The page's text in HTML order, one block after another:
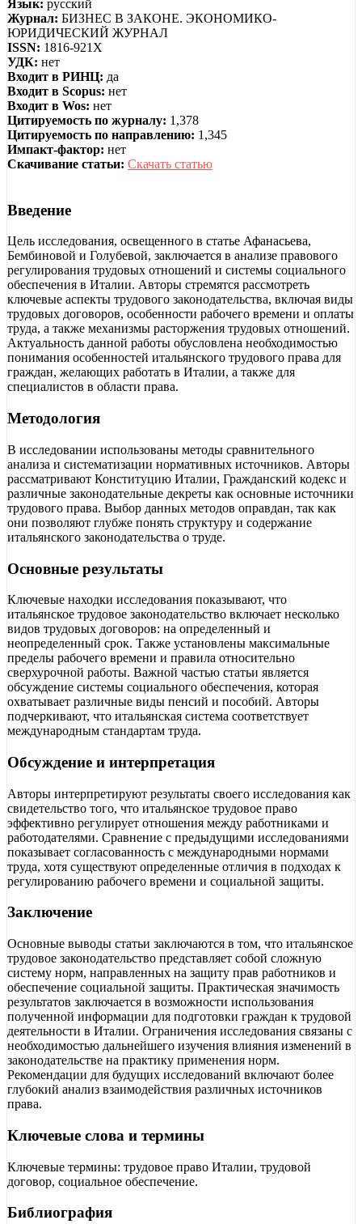
Язык: русский
Журнал: БИЗНЕС В ЗАКОНЕ. ЭКОНОМИКО-
ЮРИДИЧЕСКИЙ ЖУРНАЛ
ISSN: 1816-921X
УДК: нет
Входит в РИНЦ: да
Входит в Scopus: нет
Входит в Wos: нет
Цитируемость по журналу: 1,378
Цитируемость по направлению: 1,345
Импакт-фактор: нет
Скачивание статьи: Скачать статью
Введение
Цель исследования, освещенного в статье Афанасьева,
Бембиновой и Голубевой, заключается в анализе правового
регулирования трудовых отношений и системы социального
обеспечения в Италии. Авторы стремятся рассмотреть
ключевые аспекты трудового законодательства, включая виды
трудовых договоров, особенности рабочего времени и оплаты
труда, а также механизмы расторжения трудовых отношений.
Актуальность данной работы обусловлена необходимостью
понимания особенностей итальянского трудового права для
граждан, желающих работать в Италии, а также для
специалистов в области права.
Методология
В исследовании использованы методы сравнительного
анализа и систематизации нормативных источников. Авторы
рассматривают Конституцию Италии, Гражданский кодекс и
различные законодательные декреты как основные источники
трудового права. Выбор данных методов оправдан, так как
они позволяют глубже понять структуру и содержание
итальянского законодательства о труде.
Основные результаты
Ключевые находки исследования показывают, что
итальянское трудовое законодательство включает несколько
видов трудовых договоров: на определенный и
неопределенный срок. Также установлены максимальные
пределы рабочего времени и правила относительно
сверхурочной работы. Важной частью статьи является
обсуждение системы социального обеспечения, которая
охватывает различные виды пенсий и пособий. Авторы
подчеркивают, что итальянская система соответствует
международным стандартам труда.
Обсуждение и интерпретация
Авторы интерпретируют результаты своего исследования как
свидетельство того, что итальянское трудовое право
эффективно регулирует отношения между работниками и
работодателями. Сравнение с предыдущими исследованиями
показывает согласованность с международными нормами
труда, хотя существуют определенные отличия в подходах к
регулированию рабочего времени и социальной защиты.
Заключение
Основные выводы статьи заключаются в том, что итальянское
трудовое законодательство представляет собой сложную
систему норм, направленных на защиту прав работников и
обеспечение социальной защиты. Практическая значимость
результатов заключается в возможности использования
полученной информации для подготовки граждан к трудовой
деятельности в Италии. Ограничения исследования связаны с
необходимостью дальнейшего изучения влияния изменений в
законодательстве на практику применения норм.
Рекомендации для будущих исследований включают более
глубокий анализ взаимодействия различных источников
права.
Ключевые слова и термины
Ключевые термины: трудовое право Италии, трудовой
договор, социальное обеспечение.
Библиография